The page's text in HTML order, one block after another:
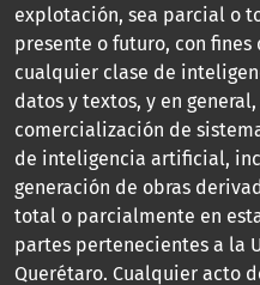
explotación, sea parcial o
presente o futuro, con
cualquier clase de
datos y textos, y en
comercialización de
de inteligencia artificial,
generación de obras
total o parcialmente en
partes pertenecientes a la
Querétaro. Cualquier acto